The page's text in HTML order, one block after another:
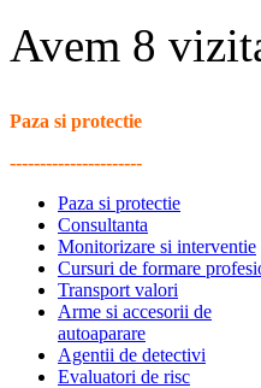
Avem 8
Paza si protectie
----------------------
Paza si protectie
Consultanta
Monitorizare si interventie
Cursuri de formare
Transport valori
Arme si accesorii de
autoaparare
Agentii de detectivi
Evaluatori de risc